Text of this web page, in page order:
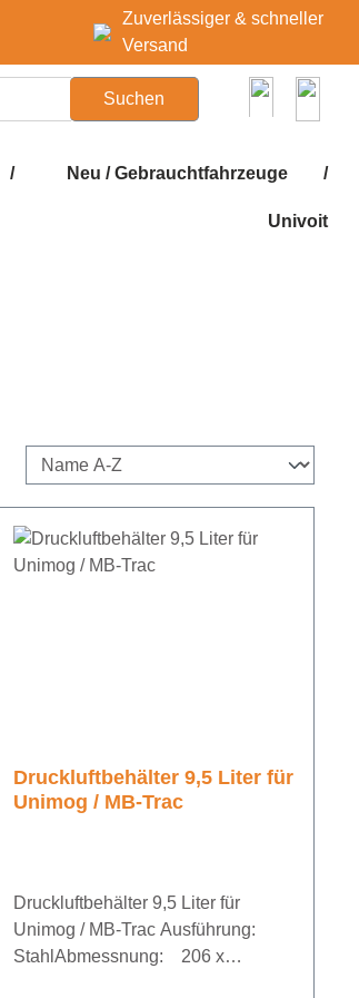
Zuverlässiger & schneller
Versand
Suchen
/ Neu / Gebrauchtfahrzeuge /
Univoit
Druckluftbehälter 9,5 Liter für
Unimog / MB-Trac
Druckluftbehälter 9,5 Liter für
Unimog / MB-Trac Ausführung:
StahlAbmessnung: 206 x